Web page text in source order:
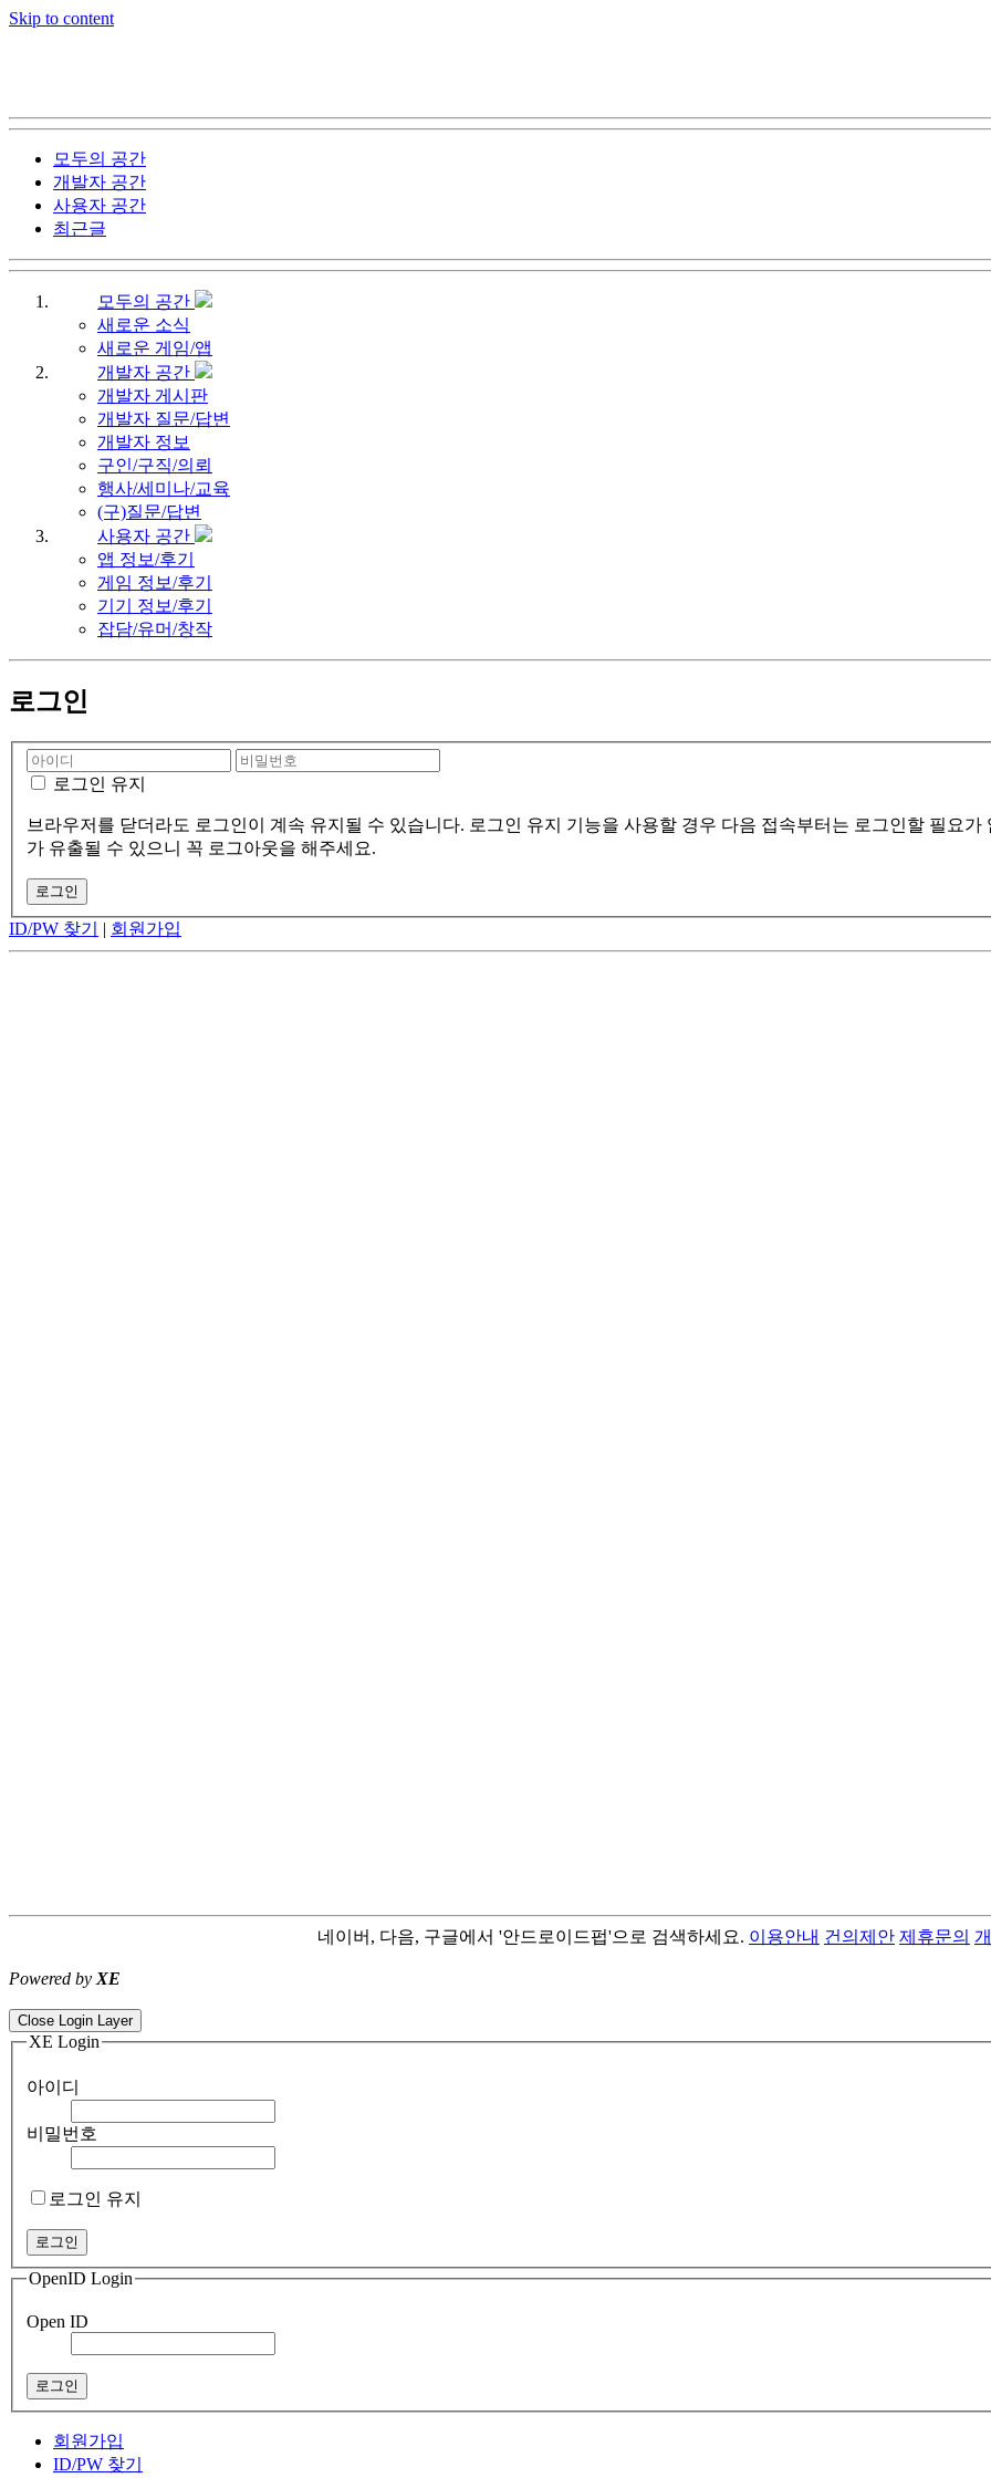
Skip to content
모두의 공간
개발자 공간
사용자 공간
최근글
모두의 공간
새로운 소식
새로운 게임/앱
개발자 공간
개발자 게시판
개발자 질문/답변
개발자 정보
구인/구직/의뢰
행사/세미나/교육
(구)질문/답변
사용자 공간
앱 정보/후기
게임 정보/후기
기기 정보/후기
잡담/유머/창작
로그인
로그인 유지
브라우저를 닫더라도 로그인이 계속 유지될 수 있습니다. 로그인 유지 기능을 사용할 경우 다음 접속부터는 로그인할 필요
가 유출될 수 있으니 꼭 로그아웃을 해주세요.
ID/PW 찾기 | 회원가입
네이버, 다음, 구글에서 '안드로이드펍'으로 검색하세요. 이용안내 건의제안 제휴문의
Powered by XE
Close Login Layer
XE Login
아이디
비밀번호
로그인 유지
OpenID Login
Open ID
회원가입
ID/PW 찾기